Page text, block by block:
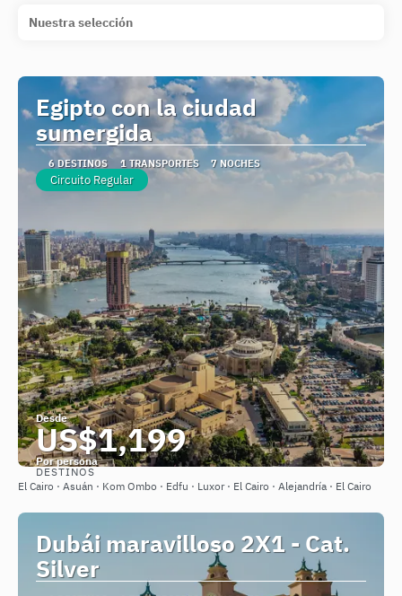
Nuestra selección
Egipto con la ciudad
sumergida
6 DESTINOS 1 TRANSPORTES 7 NOCHES
Circuito Regular
Desde
US$1,199
Por persona
Ver
DESTINOS
El Cairo · Asuán · Kom Ombo · Edfu · Luxor · El Cairo · Alejandría · El Cairo
Dubái maravilloso 2X1 - Cat.
Silver